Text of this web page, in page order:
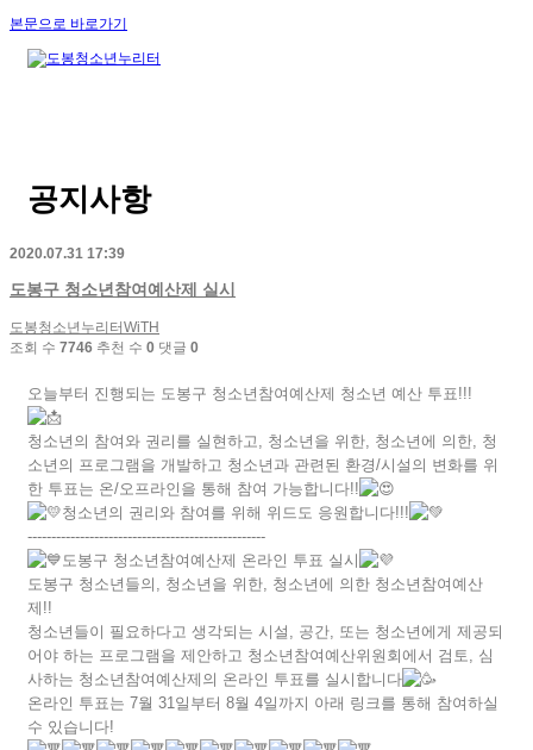
본문으로 바로가기
공지사항
2020.07.31 17:39
도봉구 청소년참여예산제 실시
도봉청소년누리터WiTH
조회 수 7746 추천 수 0 댓글 0
오늘부터 진행되는 도봉구 청소년참여예산제 청소년 예산 투표!!!
청소년의 참여와 권리를 실현하고, 청소년을 위한, 청소년에 의한, 청
소년의 프로그램을 개발하고 청소년과 관련된 환경/시설의 변화를 위
한 투표는 온/오프라인을 통해 참여 가능합니다!!
청소년의 권리와 참여를 위해 위드도 응원합니다!!!
--------------------------------------------------
도봉구 청소년참여예산제 온라인 투표 실시
도봉구 청소년들의, 청소년을 위한, 청소년에 의한 청소년참여예산
제!!
청소년들이 필요하다고 생각되는 시설, 공간, 또는 청소년에게 제공되
어야 하는 프로그램을 제안하고 청소년참여예산위원회에서 검토, 심
사하는 청소년참여예산제의 온라인 투표를 실시합니다
온라인 투표는 7월 31일부터 8월 4일까지 아래 링크를 통해 참여하실
수 있습니다!